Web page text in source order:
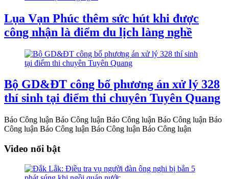
Lụa Vạn Phúc thêm sức hút khi được
công nhận là điểm du lịch làng nghề
Bộ GD&ĐT công bố phương án xử lý 328
thí sinh tại điểm thi chuyên Tuyên Quang
Báo Công luận Báo Công luận Báo Công luận Báo Công luận Báo
Công luận Báo Công luận Báo Công luận Báo Công luận
Video nổi bật